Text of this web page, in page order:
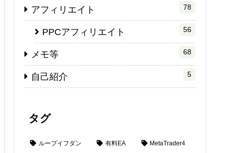
アフィリエイト 78
PPCアフィリエイト 56
メモ等 68
自己紹介 5
タグ
ループイフダン 有料EA MetaTrader4